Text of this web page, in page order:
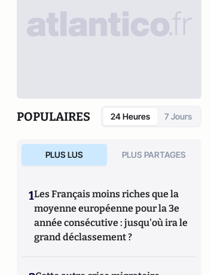
POPULAIRES 24 Heures 7 Jours
PLUS LUS PLUS PARTAGES
1Les Français moins riches que la
moyenne européenne pour la 3e
année consécutive : jusqu'où ira le
grand déclassement ?